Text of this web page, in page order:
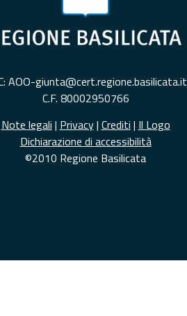
AOO-giunta@cert.regione.basilicata.it
C.F. 80002950766
Note legali | Privacy| Crediti | Il Logo
Dichiarazione di accessibilità
©2010 Regione Basilicata